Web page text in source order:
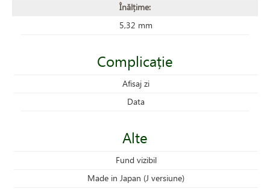
Înălțime:
5,32 mm
Complicație
Afisaj zi
Data
Alte
Fund vizibil
Made in Japan (J versiune)